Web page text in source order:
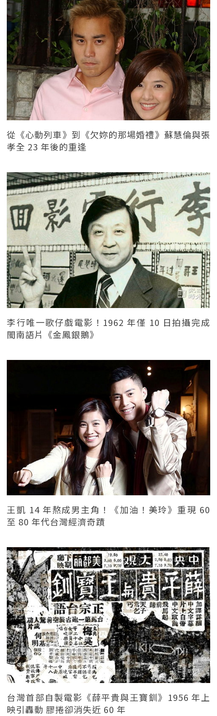
從《心動列車》到《欠妳的那場婚禮》蘇慧倫與張
孝全 23 年後的重逢
李行唯一歌仔戲電影！1962 年僅 10 日拍攝完成
閩南語片《金鳳銀鵝》
王凱 14 年熬成男主角！《加油！美玲》重現 60
至 80 年代台灣經濟奇蹟
台灣首部自製電影《薛平貴與王寶釧》1956 年上
映引轟動 膠捲卻消失近 60 年